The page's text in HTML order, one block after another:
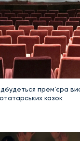
прем’єра
казок